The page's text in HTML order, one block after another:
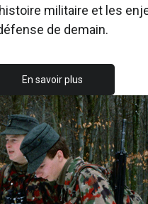
militaire et les
de demain.
En savoir plus